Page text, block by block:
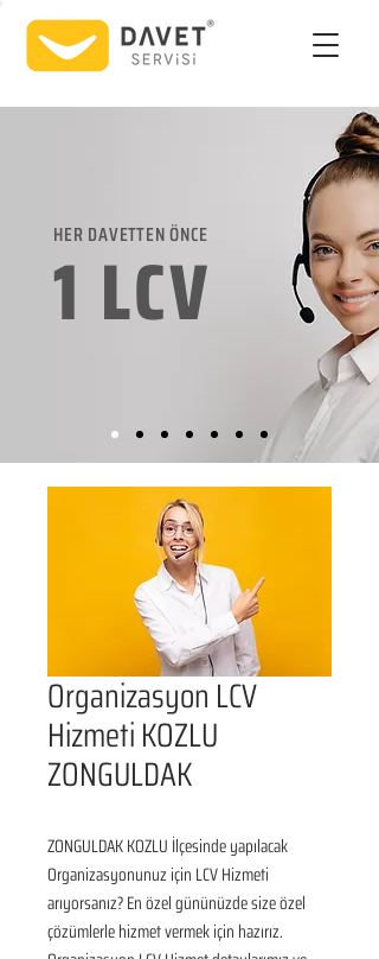
HER DAVETTEN ÖNCE
1 LCV
Organizasyon LCV
Hizmeti KOZLU
ZONGULDAK
ZONGULDAK KOZLU İlçesinde yapılacak
Organizasyonunuz için LCV Hizmeti
arıyorsanız? En özel gününüzde size özel
çözümlerle hizmet vermek için hazırız.